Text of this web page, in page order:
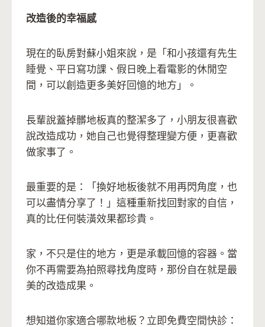
改造後的幸福感
現在的臥房對蘇小姐來說，是「和小孩還有先生
睡覺、平日寫功課、假日晚上看電影的休閒空
間，可以創造更多美好回憶的地方」。
長輩說蓋掉髒地板真的整潔多了，小朋友很喜歡
說改造成功，她自己也覺得整理變方便，更喜歡
做家事了。
最重要的是：「換好地板後就不用再閃角度，也
可以盡情分享了！」這種重新找回對家的自信，
真的比任何裝潢效果都珍貴。
家，不只是住的地方，更是承載回憶的容器。當
你不再需要為拍照尋找角度時，那份自在就是最
美的改造成果。
想知道你家適合哪款地板？立即免費空間快診：